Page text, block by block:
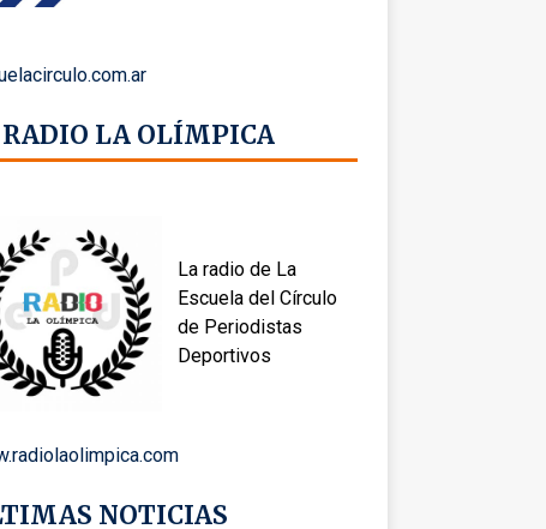
LA OLÍMPICA
La radio de La
Escuela del Círculo
de Periodistas
Deportivos
NOTICIAS